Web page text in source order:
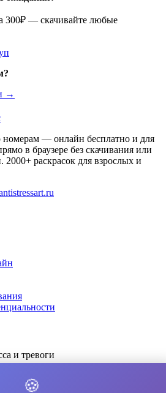
300₽ — скачивайте любые
→
номерам — онлайн бесплатно и для
в браузере без скачивания или
2000+ раскрасок для взрослых и
и тревоги
расслабления
досуга
🍪